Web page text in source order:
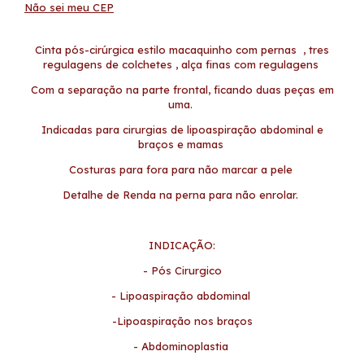
Não sei meu CEP
Cinta pós-cirúrgica estilo macaquinho com pernas , tres
regulagens de colchetes , alça finas com regulagens
Com a separação na parte frontal, ficando duas peças em
uma.
Indicadas para cirurgias de lipoaspiração abdominal e
braços e mamas
Costuras para fora para não marcar a pele
Detalhe de Renda na perna para não enrolar.
INDICAÇÃO:
- Pós Cirurgico
- Lipoaspiração abdominal
-Lipoaspiração nos braços
- Abdominoplastia